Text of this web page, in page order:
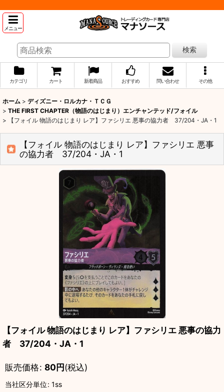
メニュー
検索
カテゴリ カート 新着商品 おすすめ 問い合わせ その他
ホーム > ディズニー・ロルカナ・ＴＣＧ
> THE FIRST CHAPTER（物語のはじまり）エンチャンテッド/フォイル
>
【フォイル 物語のはじまり レア】ファシリエ 悪事の協力者 37/204・JA・1
【フォイル 物語のはじまり レア】ファシリエ 悪事
の協力者 37/204・JA・1
【フォイル 物語のはじまり レア】ファシリエ 悪事の協力
者 37/204・JA・1
販売価格: 80円(税込)
当社区分単位: 1ss